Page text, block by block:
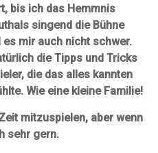
bis ich das Hemmnis
singend die Bühne
es mir auch nicht schwer.
die Tipps und Tricks
die das alles kannten
Wie eine kleine Familie!
mitzuspielen, aber wenn
sehr gern.